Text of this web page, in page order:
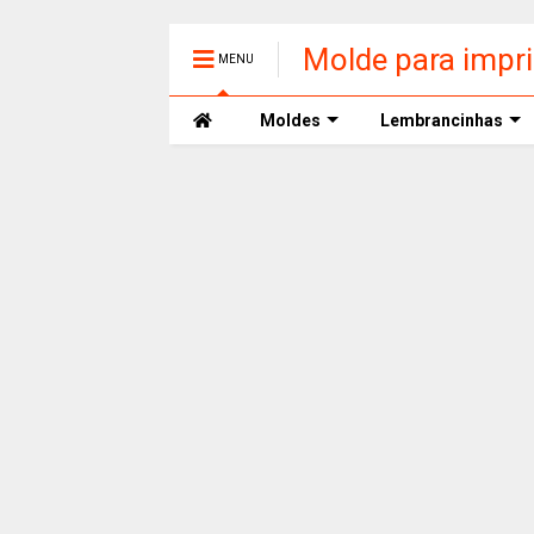
MENU Molde para
Moldes Lembrancinhas